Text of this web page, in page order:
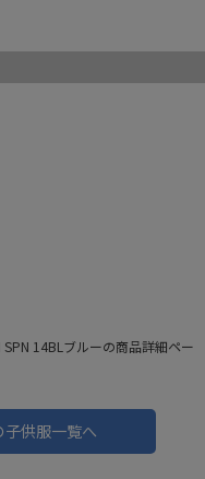
14BLブルーの商品詳細ペー
供服一覧へ